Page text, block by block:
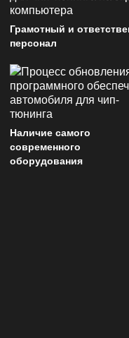
Грамотный и
персонал
Наличие самого
современного
оборудования